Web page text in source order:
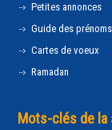
Petites annonces
Guide des prénoms
Cartes de voeux
Ramadan
Mots-clés de la